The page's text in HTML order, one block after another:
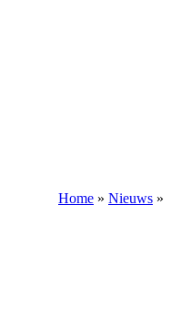
Home » Nieuws »